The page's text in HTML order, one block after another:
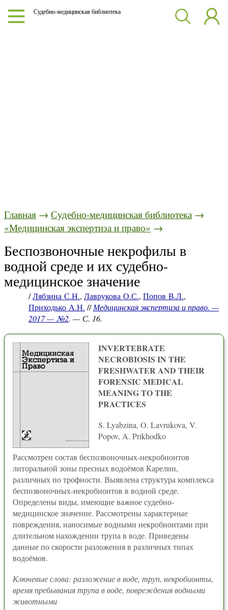
Судебно-медицинская библиотека
Главная → Судебно-медицинская библиотека →
«Медицинская экспертиза и право» →
Беспозвоночные некрофилы в
водной среде и их судебно-
медицинское значение
/Лябзина С.Н., Лаврукова О.С., Попов В.Л.,
Приходько А.Н. //Медицинская экспертиза и право. —
2017 — №2. — С. 16.
INVERTEBRATE
NECROBIOSIS IN THE
FRESHWATER AND THEIR
FORENSIC MEDICAL
MEANING TO THE
PRACTICES
S. Lyabzina, O. Lavrukova, V.
Popov, A. Prikhodko
Рассмотрен состав беспозвоночных-некробионтов
литоральной зоны пресных водоёмов Карелии,
различных по трофности. Выявлена структура комплекса
беспозвоночных-некробионтов в водной среде.
Определены виды, имеющие важное судебно-
медицинское значение. Рассмотрены характерные
повреждения, наносимые водными некробионтами при
длительном нахождении трупа в воде. Приведены
данные по скорости разложения в различных типах
водоёмов.
Ключевые слова: разложение в воде, труп, некробионты,
время пребывания трупа в воде, повреждения водными
животными